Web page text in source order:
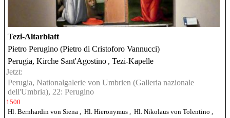
Tezi-Altarblatt
Pietro Perugino (Pietro di Cristoforo Vannucci)
Perugia, Kirche Sant'Agostino , Tezi-Kapelle
Jetzt:
Perugia, Nationalgalerie von Umbrien (Galleria nazionale
dell'Umbria), 22: Perugino
1500
Hl. Bernhardin von Siena
Hl. Hieronymus Hl. Nikolaus von Tolentino